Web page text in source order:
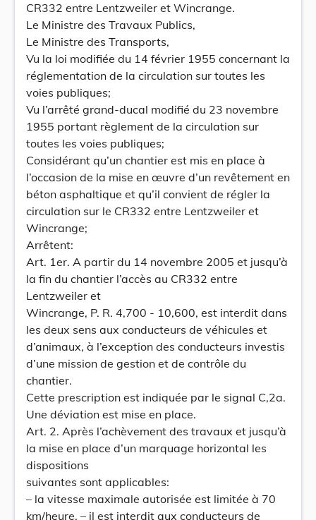
CR332 entre Lentzweiler et Wincrange.
Le Ministre des Travaux Publics,
Le Ministre des Transports,
Vu la loi modifiée du 14 février 1955 concernant la
réglementation de la circulation sur toutes les
voies publiques;
Vu l’arrêté grand-ducal modifié du 23 novembre
1955 portant règlement de la circulation sur
toutes les voies publiques;
Considérant qu’un chantier est mis en place à
l’occasion de la mise en œuvre d’un revêtement en
béton asphaltique et qu’il convient de régler la
circulation sur le CR332 entre Lentzweiler et
Wincrange;
Arrêtent:
Art. 1er. A partir du 14 novembre 2005 et jusqu’à
la fin du chantier l’accès au CR332 entre
Lentzweiler et
Wincrange, P. R. 4,700 - 10,600, est interdit dans
les deux sens aux conducteurs de véhicules et
d’animaux, à l’exception des conducteurs investis
d’une mission de gestion et de contrôle du
chantier.
Cette prescription est indiquée par le signal C,2a.
Une déviation est mise en place.
Art. 2. Après l’achèvement des travaux et jusqu’à
la mise en place d’un marquage horizontal les
dispositions
suivantes sont applicables:
– la vitesse maximale autorisée est limitée à 70
km/heure, – il est interdit aux conducteurs de